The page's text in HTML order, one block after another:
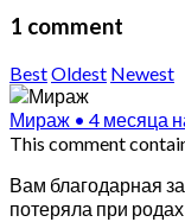
1 comment
BestOldest Newest
Мираж • 4 месяца
This comment
Вам благодарная
потеряла при